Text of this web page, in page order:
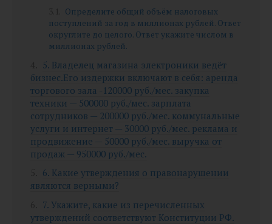
Определите общий объём налоговых
поступлений за год в миллионах рублей. Ответ
округлите до целого. Ответ укажите числом в
миллионах рублей.
5. Владелец магазина электроники ведёт
бизнес.Его издержки включают в себя: аренда
торгового зала -120000 руб./мес. закупка
техники — 500000 руб./мес. зарплата
сотрудников — 200000 руб./мес. коммунальные
услуги и интернет — 30000 руб./мес. реклама и
продвижение — 50000 руб./мес. выручка от
продаж — 950000 руб./мес.
6. Какие утверждения о правонарушении
являются верными?
7. Укажите, какие из перечисленных
утверждений соответствуют Конституции РФ.